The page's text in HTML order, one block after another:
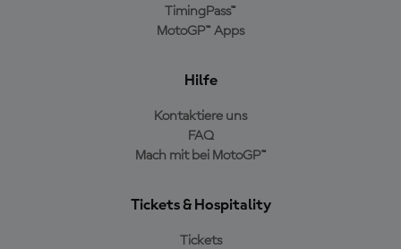
TimingPass™
MotoGP™ Apps
Hilfe
Kontaktiere uns
FAQ
Mach mit bei MotoGP™
Tickets & Hospitality
Tickets